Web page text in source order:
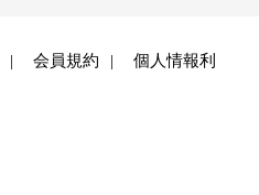
会員規約
個人情報利